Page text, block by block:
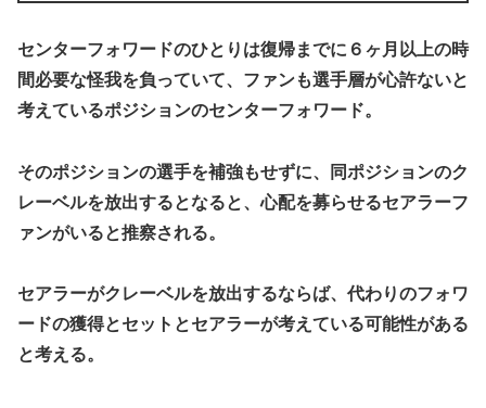
センターフォワードのひとりは復帰までに６ヶ月以上の時
間必要な怪我を負っていて、ファンも選手層が心許ないと
考えているポジションのセンターフォワード。
そのポジションの選手を補強もせずに、同ポジションのク
レーベルを放出するとなると、心配を募らせるセアラーフ
ァンがいると推察される。
セアラーがクレーベルを放出するならば、代わりのフォワ
ードの獲得とセットとセアラーが考えている可能性がある
と考える。